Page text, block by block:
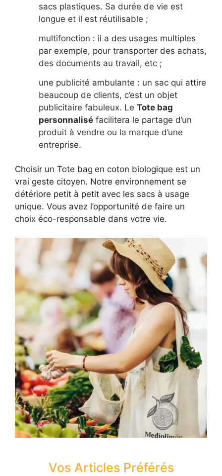
sacs plastiques. Sa durée de vie est
longue et il est réutilisable ;
multifonction : il a des usages multiples
par exemple, pour transporter des achats,
des documents au travail, etc ;
une publicité ambulante : un sac qui attire
beaucoup de clients, c’est un objet
publicitaire fabuleux. Le Tote bag
personnalisé facilitera le partage d’un
produit à vendre ou la marque d’une
entreprise.
Choisir un Tote bag en coton biologique est un
vrai geste citoyen. Notre environnement se
détériore petit à petit avec les sacs à usage
unique. Vous avez l’opportunité de faire un
choix éco-responsable dans votre vie.
Vos Articles Préférés